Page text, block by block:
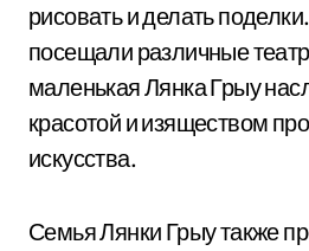
рисовать и делать
посещали различные
маленькая Лянка Грыу
красотой и изяществом
искусства.
Семья Лянки Грыу также